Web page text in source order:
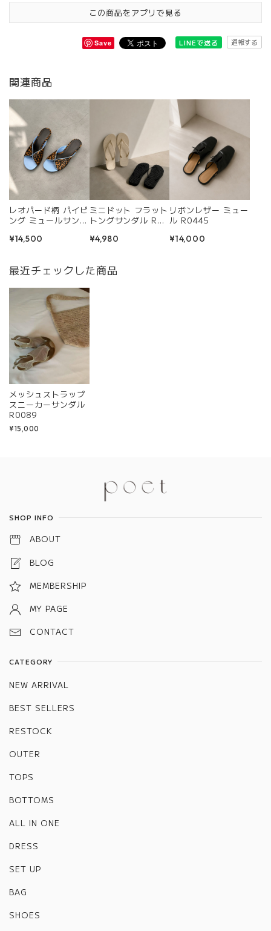
この商品をアプリで見る
Save LINEで送る 通報する
関連商品
レオパード柄 パイピ
ング ミュールサンダ
¥14,500
ミニドット フラット
トングサンダル R04
¥4,980
リボンレザー ミュー
ル R0445
¥14,000
最近チェックした商品
メッシュストラップ
スニーカーサンダル
R0089
¥15,000
SHOP INFO
ABOUT
BLOG
MEMBERSHIP
MY PAGE
CONTACT
CATEGORY
NEW ARRIVAL
BEST SELLERS
RESTOCK
OUTER
TOPS
BOTTOMS
ALL IN ONE
DRESS
SET UP
BAG
SHOES